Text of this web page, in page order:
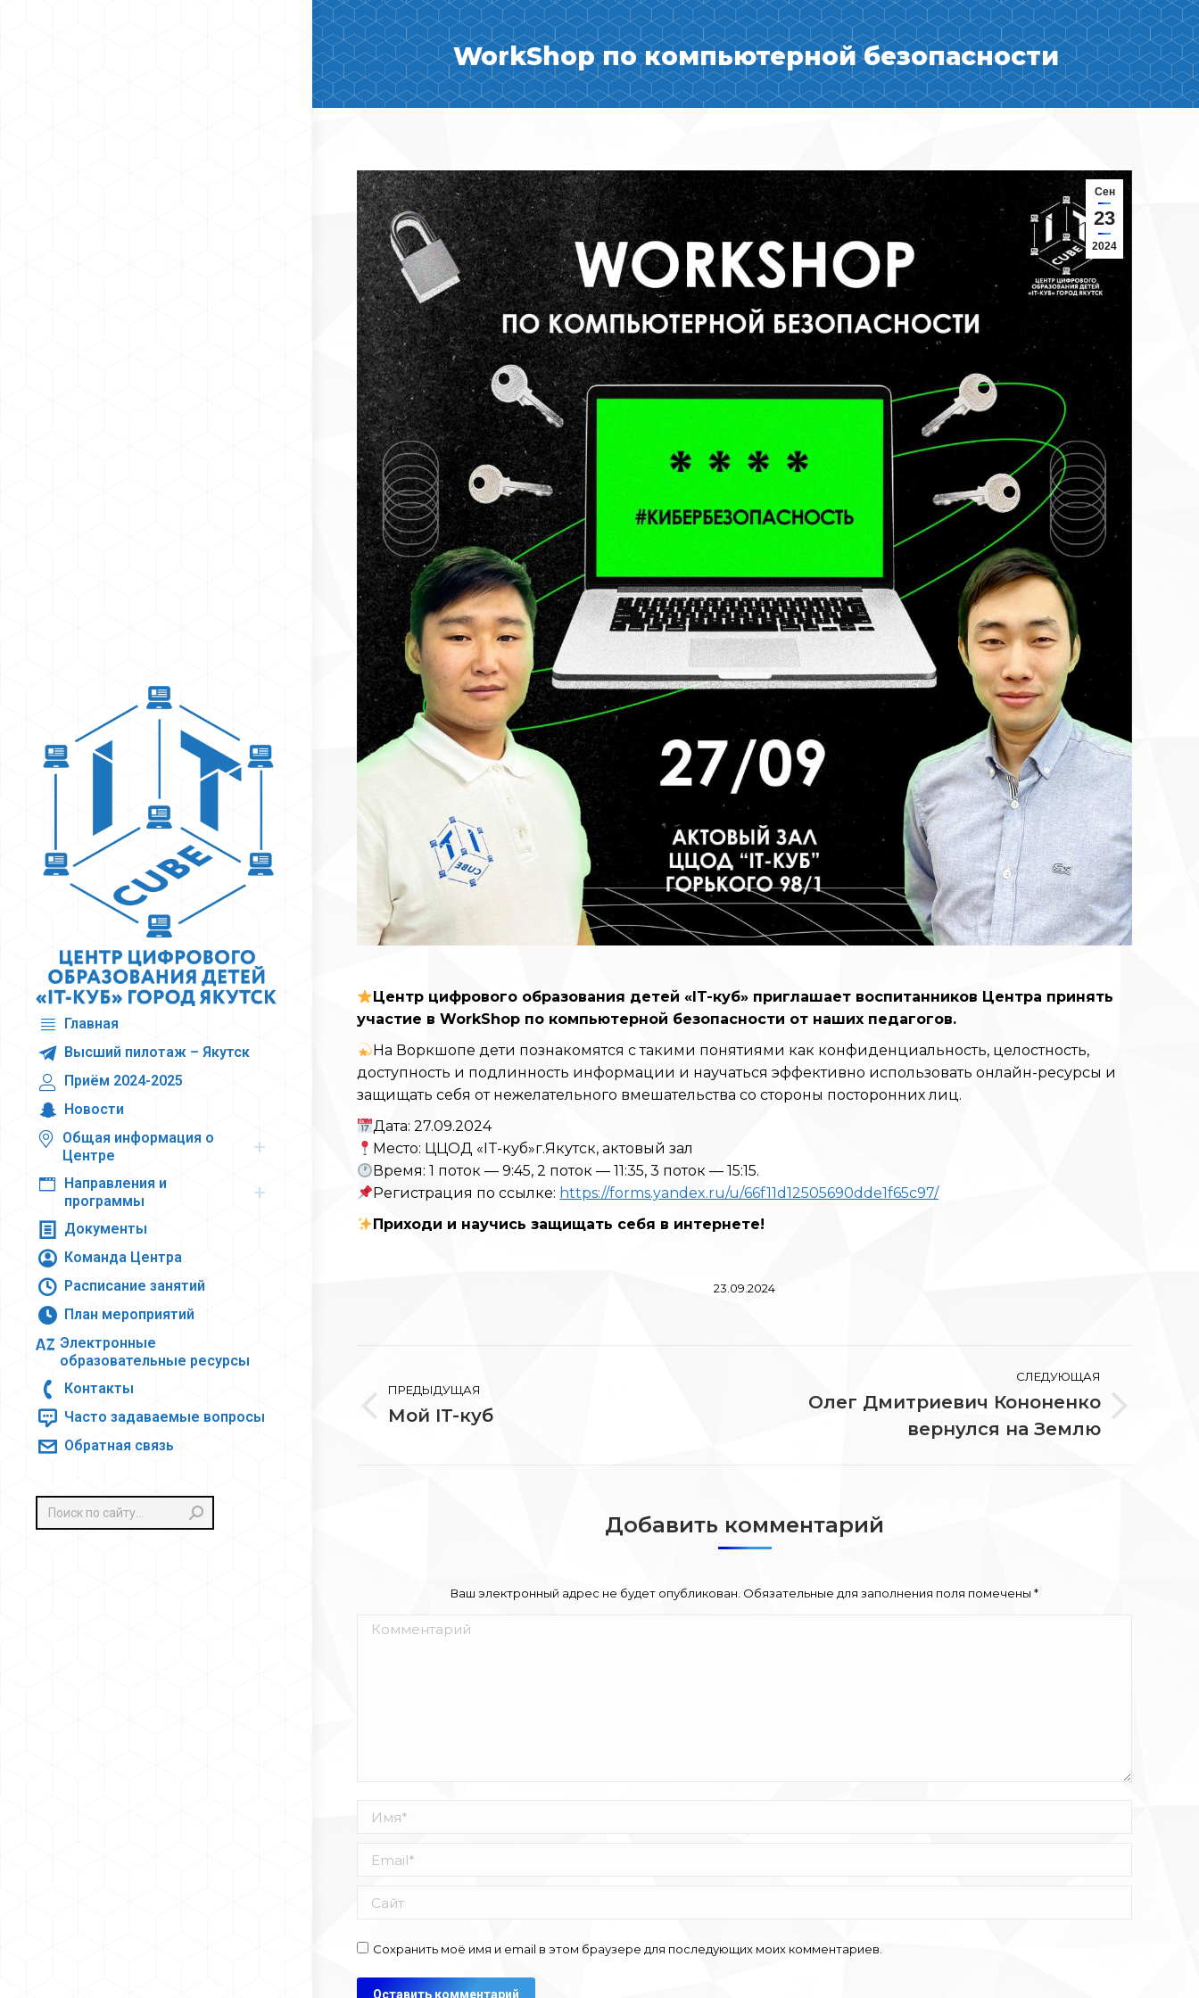
Главная
Высший пилотаж – Якутск
Приём 2024-2025
Новости
Общая информация о
Центре
Направления и
программы
Документы
Команда Центра
Расписание занятий
План мероприятий
Электронные
образовательные ресурсы
Контакты
Часто задаваемые вопросы
Обратная связь
Поиск:
WorkShop по компьютерной безопасности
Сен
23
2024
Центр цифрового образования детей «IT-куб» приглашает воспитанников Центра принять
участие в WorkShop по компьютерной безопасности от наших педагогов.
На Воркшопе дети познакомятся с такими понятиями как конфиденциальность, целостность,
доступность и подлинность информации и научаться эффективно использовать онлайн-ресурсы и
защищать себя от нежелательного вмешательства со стороны посторонних лиц.
Дата: 27.09.2024
Место: ЦЦОД «IT-куб»г.Якутск, актовый зал
Время: 1 поток — 9:45, 2 поток — 11:35, 3 поток — 15:15.
Регистрация по ссылке: https://forms.yandex.ru/u/66f11d12505690dde1f65c97/
Приходи и научись защищать себя в интернете!
23.09.2024
поПРЕДЫДУЩАЯ
Предыдущая
Мой IT-куб
СЛЕДУЮЩАЯ
Олег Дмитриевич Кононенко
вернулся на Землю
Добавить комментарий
Ваш электронный адрес не будет опубликован. Обязательные для заполнения поля помечены *
Комментарий
Имя *
Email *
Сайт
Сохранить моё имя и email в этом браузере для последующих моих комментариев.
Оставить комментарий